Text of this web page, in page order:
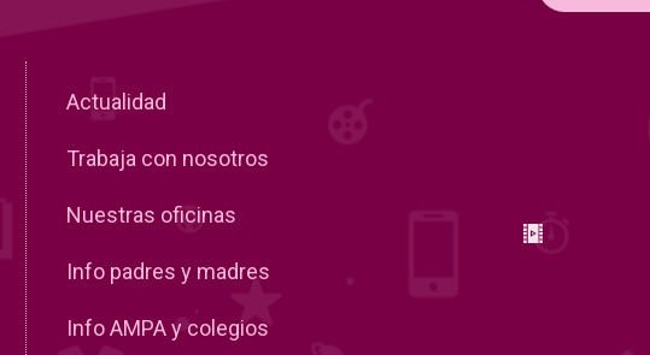
Actualidad
Trabaja con nosotros
Nuestras oficinas
Info padres y madres
Info AMPA y colegios